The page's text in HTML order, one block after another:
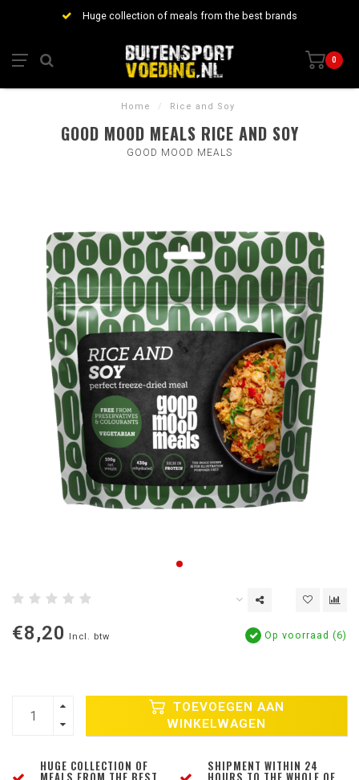
Huge collection of meals from the best brands
0
Home / Rice and Soy
GOOD MOOD MEALS RICE AND SOY
GOOD MOOD MEALS
€8,20 Incl. btw Op voorraad (6)
TOEVOEGEN AAN
WINKELWAGEN
HUGE COLLECTION OF SHIPMENT WITHIN 24